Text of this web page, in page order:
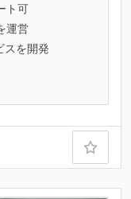
ト可
運営
スを開発